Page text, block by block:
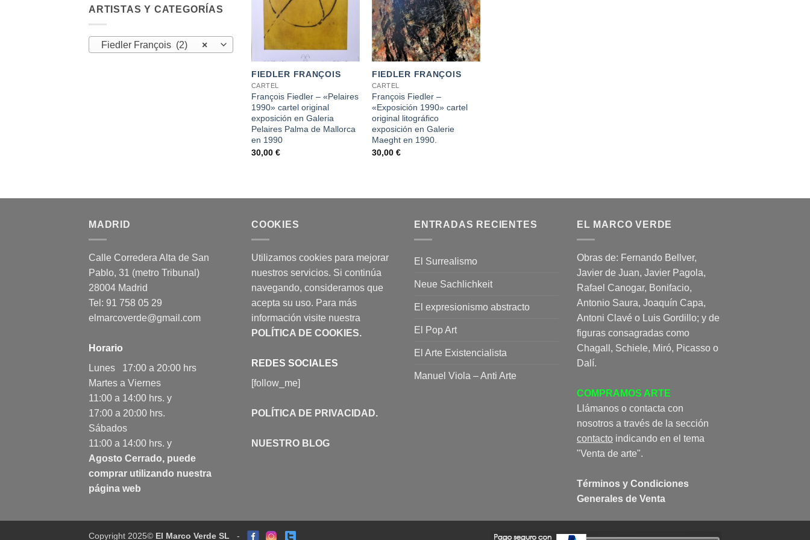
ARTISTAS Y CATEGORÍAS
×
Fiedler François (2)
+
FIEDLER FRANÇOIS
CARTEL
François Fiedler – «Pelaires
1990» cartel original
exposición en Galeria
Pelaires Palma de Mallorca
en 1990
30,00 €
+
FIEDLER FRANÇOIS
CARTEL
François Fiedler –
«Exposición 1990» cartel
original litográfico
exposición en Galerie
Maeght en 1990.
30,00 €
MADRID
Calle Corredera Alta de San
Pablo, 31 (metro Tribunal)
28004 Madrid
Tel: 91 758 05 29
elmarcoverde@gmail.com
Horario
Lunes 17:00 a 20:00 hrs
Martes a Viernes
11:00 a 14:00 hrs. y
17:00 a 20:00 hrs.
Sábados
11:00 a 14:00 hrs. y
Agosto Cerrado, puede
comprar utilizando nuestra
página web
COOKIES
Utilizamos cookies para mejorar
nuestros servicios. Si continúa
navegando, consideramos que
acepta su uso. Para más
información visite nuestra
POLÍTICA DE COOKIES.
REDES SOCIALES
[follow_me]
POLÍTICA DE PRIVACIDAD.
NUESTRO BLOG
ENTRADAS RECIENTES
El Surrealismo
Neue Sachlichkeit
El expresionismo abstracto
El Pop Art
El Arte Existencialista
Manuel Viola – Anti Arte
EL MARCO VERDE
Obras de: Fernando Bellver,
Javier de Juan, Javier Pagola,
Rafael Canogar, Bonifacio,
Antonio Saura, Joaquín Capa,
Antoni Clavé o Luis Gordillo; y de
figuras consagradas como
Chagall, Schiele, Miró, Picasso o
Dalí.
COMPRAMOS ARTE
Llámanos o contacta con
nosotros a través de la sección
contacto indicando en el tema
"Venta de arte".
Términos y Condiciones
Generales de Venta
Copyright 2025© El Marco Verde SL -